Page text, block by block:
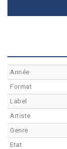
Année
Format
Label
Artiste
Genre
Etat